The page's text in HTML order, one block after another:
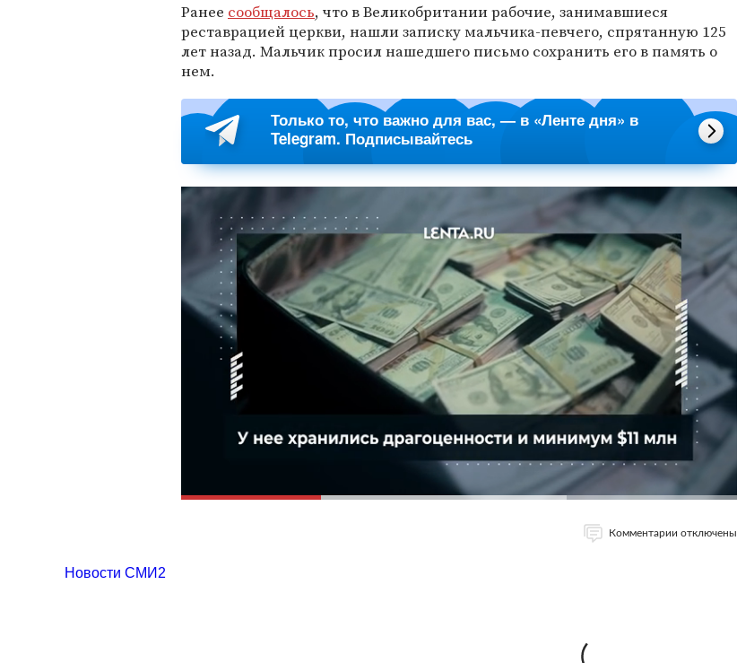
Ранее сообщалось, что в Великобритании рабочие, занимавшиеся
реставрацией церкви, нашли записку мальчика-певчего, спрятанную 125
лет назад. Мальчик просил нашедшего письмо сохранить его в память о
нем.
Только то, что важно для вас, — в «Ленте дня» в
Telegram. Подписывайтесь
Комментарии отключены
Новости СМИ2